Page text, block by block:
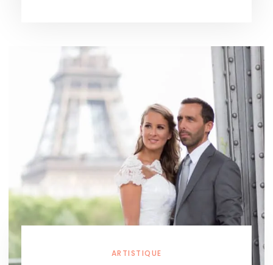
ARTISTIQUE